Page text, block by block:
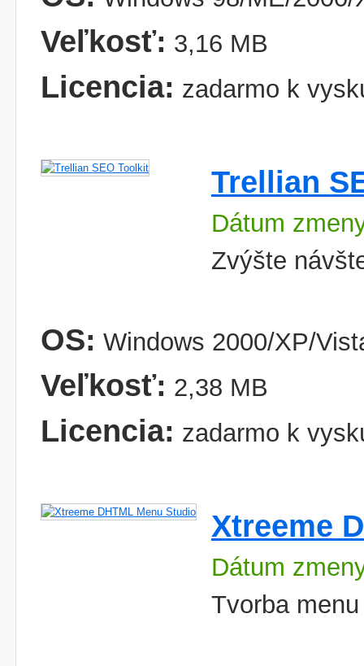
Veľkosť: 3,16 MB
Licencia: zadarmo k
Trellian
Dátum
Zvýšte
OS: Windows 2000/XP/
Veľkosť: 2,38 MB
Licencia: zadarmo k
Xtreeme
Dátum
Tvorba